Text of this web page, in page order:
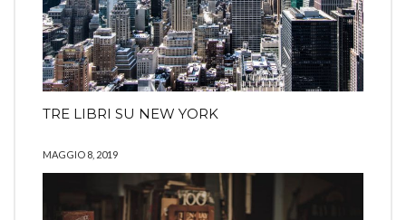
TRE LIBRI SU NEW YORK
MAGGIO 8, 2019